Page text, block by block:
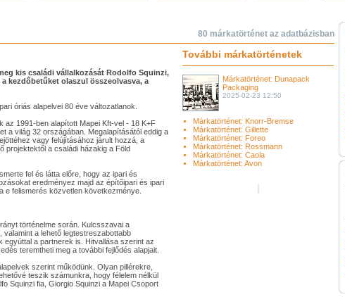
80 márkatörténet az adatbázisban
kis családi vállalkozását Rodolfo Squinzi,
kezdőbetűket olaszul összeolvasva, a
óriás alapelvei 80 éve változatlanok.
az 1991-ben alapított Mapei Kft-vel - 18 K+F
a világ 32 országában. Megalapításától eddig a
vagy felújításához járult hozzá, a
projektektől a családi házakig a Föld
fel és látta előre, hogy az ipari és
eredményez majd az építőipari és ipari
e felismerés közvetlen következménye.
történelme során. Kulcsszavai a
a lehető legtestreszabottabb
a partnerek is. Hitvallása szerint az
teremtheti meg a további fejlődés alapjait.
szerint működünk. Olyan pillérekre,
teszik számunkra, hogy félelem nélkül
Squinzi fia, Giorgio Squinzi a Mapei Csoport
További márkatörténetek
Márkatörténet: Dunapack
Packaging
2025-02-23 12:50
Márkatörténet: Knorr-Bremse
Márkatörténet: Gillette
Márkatörténet: Foreo
Márkatörténet: Rossmann
Márkatörténet: Caola
Márkatörténet: Avon